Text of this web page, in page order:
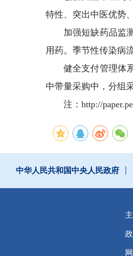
特性、突出中医优势
加强短缺药品监
用药。季节性传染病
健全支付管理体
中带量采购中，分组
注：http://
中华人民共和国中央人民政府